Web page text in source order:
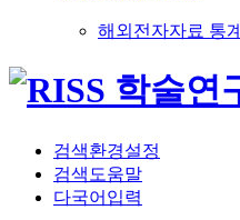
해외전자자료 통계
검색환경설정
검색도움말
다국어입력